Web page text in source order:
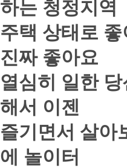
하는 청정지역
주택 상태로
진짜 좋아요
열심히 일한
해서 이젠
즐기면서 살아
에 놀이터